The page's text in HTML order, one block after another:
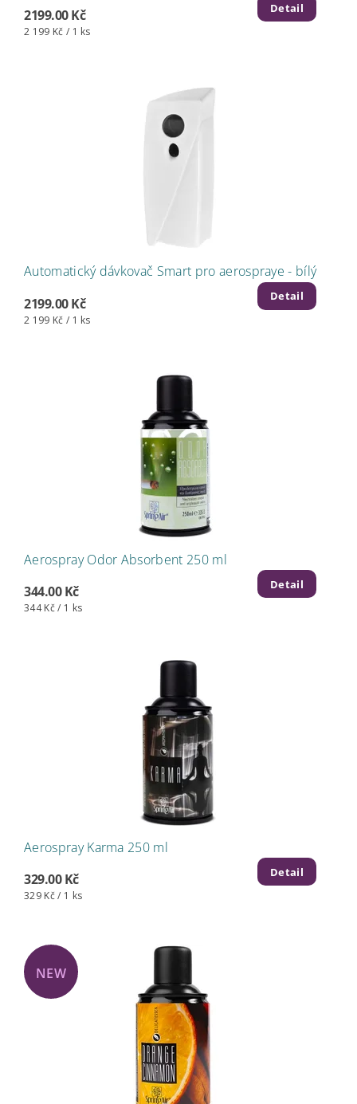
2199.00 Kč
2 199 Kč / 1 ks
Detail
Automatický dávkovač Smart pro aerospraye - bílý
2199.00 Kč
2 199 Kč / 1 ks
Detail
Aerospray Odor Absorbent 250 ml
344.00 Kč
344 Kč / 1 ks
Detail
Aerospray Karma 250 ml
329.00 Kč
329 Kč / 1 ks
Detail
NEW